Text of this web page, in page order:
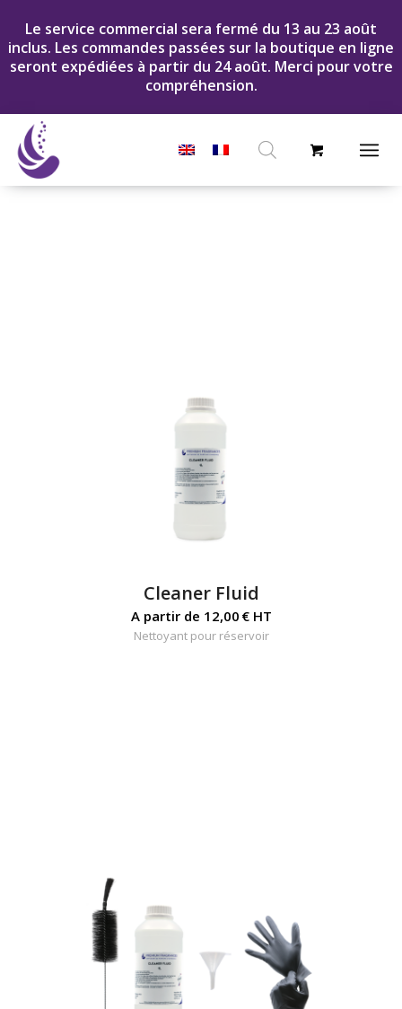
Le service commercial sera fermé du 13 au 23 août
inclus. Les commandes passées sur la boutique en ligne
seront expédiées à partir du 24 août. Merci pour votre
compréhension.
Recherche
produits
Cleaner Fluid
A partir de 12,00 €HT
Nettoyant pour réservoir